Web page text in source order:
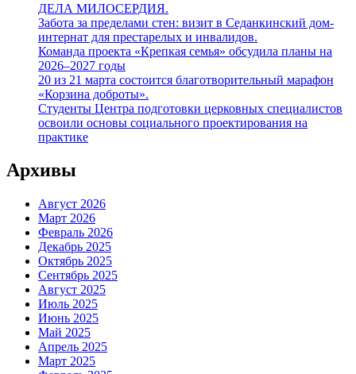
ДЕЛА МИЛОСЕРДИЯ.
Забота за пределами стен: визит в Седанкинский дом-
интернат для престарелых и инвалидов.
Команда проекта «Крепкая семья» обсудила планы на
2026–2027 годы
20 из 21 марта состоится благотворительный марафон
«Корзина доброты».
Студенты Центра подготовки церковных специалистов
освоили основы социального проектирования на
практике
Архивы
Август 2026
Март 2026
Февраль 2026
Декабрь 2025
Октябрь 2025
Сентябрь 2025
Август 2025
Июль 2025
Июнь 2025
Май 2025
Апрель 2025
Март 2025